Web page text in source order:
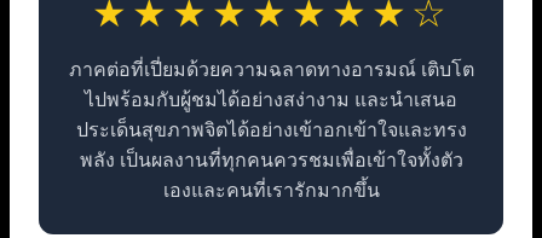
★★★★★★★★☆
ภาคต่อที่เปี่ยมด้วยความฉลาดทางอารมณ์ เติบโต
ไปพร้อมกับผู้ชมได้อย่างสง่างาม และนำเสนอ
ประเด็นสุขภาพจิตได้อย่างเข้าอกเข้าใจและทรง
พลัง เป็นผลงานที่ทุกคนควรชมเพื่อเข้าใจทั้งตัว
เองและคนที่เรารักมากขึ้น